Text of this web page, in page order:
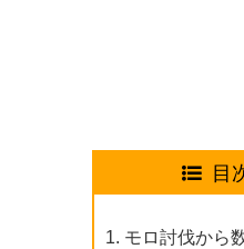
目
モロ討伐から